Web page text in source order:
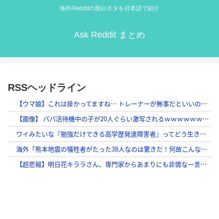
海外Redditの面白ネタを日本語で紹介
Ask Reddit まとめ
RSSヘッドライン